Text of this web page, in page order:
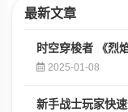
最新文章
时空穿梭者 《烈
2025-01-08
新手战士玩家快